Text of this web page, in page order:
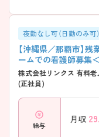
夜勤なし可（日勤のみ可）
【沖縄県／那覇市】
ームでの看護師募集
株式会社リンクス 有料
(正社員)
給与
月収